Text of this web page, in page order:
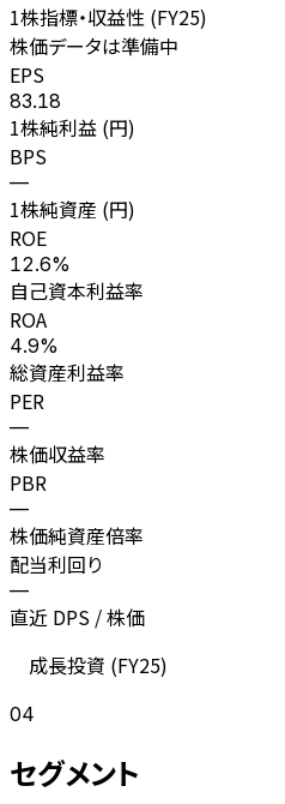
1株指標・収益性 (FY25)
株価データは準備中
EPS
83.18
1株純利益 (円)
BPS
—
1株純資産 (円)
ROE
12.6%
自己資本利益率
ROA
4.9%
総資産利益率
PER
—
株価収益率
PBR
—
株価純資産倍率
配当利回り
—
直近 DPS / 株価
成長投資 (FY25)
04
セグメント